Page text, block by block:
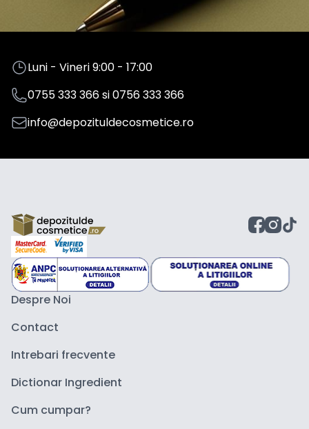
Luni - Vineri 9:00 - 17:00
0755 333 366si0756 333 366
info@depozituldecosmetice.ro
Despre Noi
Contact
Intrebari frecvente
Dictionar Ingredient
Cum cumpar?